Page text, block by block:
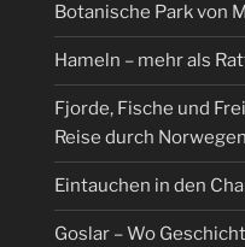
Botanische Park von
Hameln – mehr als
Fjorde, Fische und
Reise durch Norwegen
Eintauchen in den
Goslar – Wo